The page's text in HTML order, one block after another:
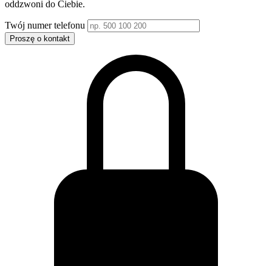
oddzwoni do Ciebie.
Twój numer telefonu
Proszę o kontakt